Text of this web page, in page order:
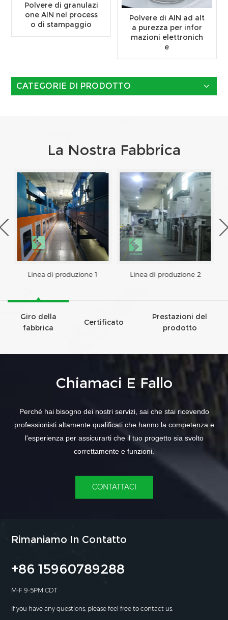
Polvere di granulazi
one AlN nel process
o di stampaggio
Polvere di AlN ad alt
a purezza per infor
mazioni elettronich
e
CATEGORIE DI PRODOTTO
La Nostra Fabbrica
Linea di produzione 1 Linea di produzione 2
Giro della
fabbrica
Certificato
Prestazioni del
prodotto
Chiamaci E Fallo
Perché hai bisogno dei nostri servizi, sai che stai ricevendo
professionisti altamente qualificati che hanno la competenza e
l'esperienza per assicurarti che il tuo progetto sia svolto
correttamente e funzioni.
CONTATTACI
Rimaniamo In Contatto
+86 15960789288
M-F 9-5PM CDT
If you have any questions, please feel free to contact us.